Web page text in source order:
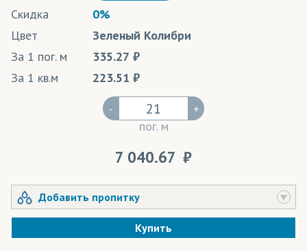
Скидка
0%
Цвет
Зеленый Колибри
За 1 пог. м
335.27
За 1 кв.м
223.51
-
пог. м
+
7 040.67
Добавить пропитку
Купить